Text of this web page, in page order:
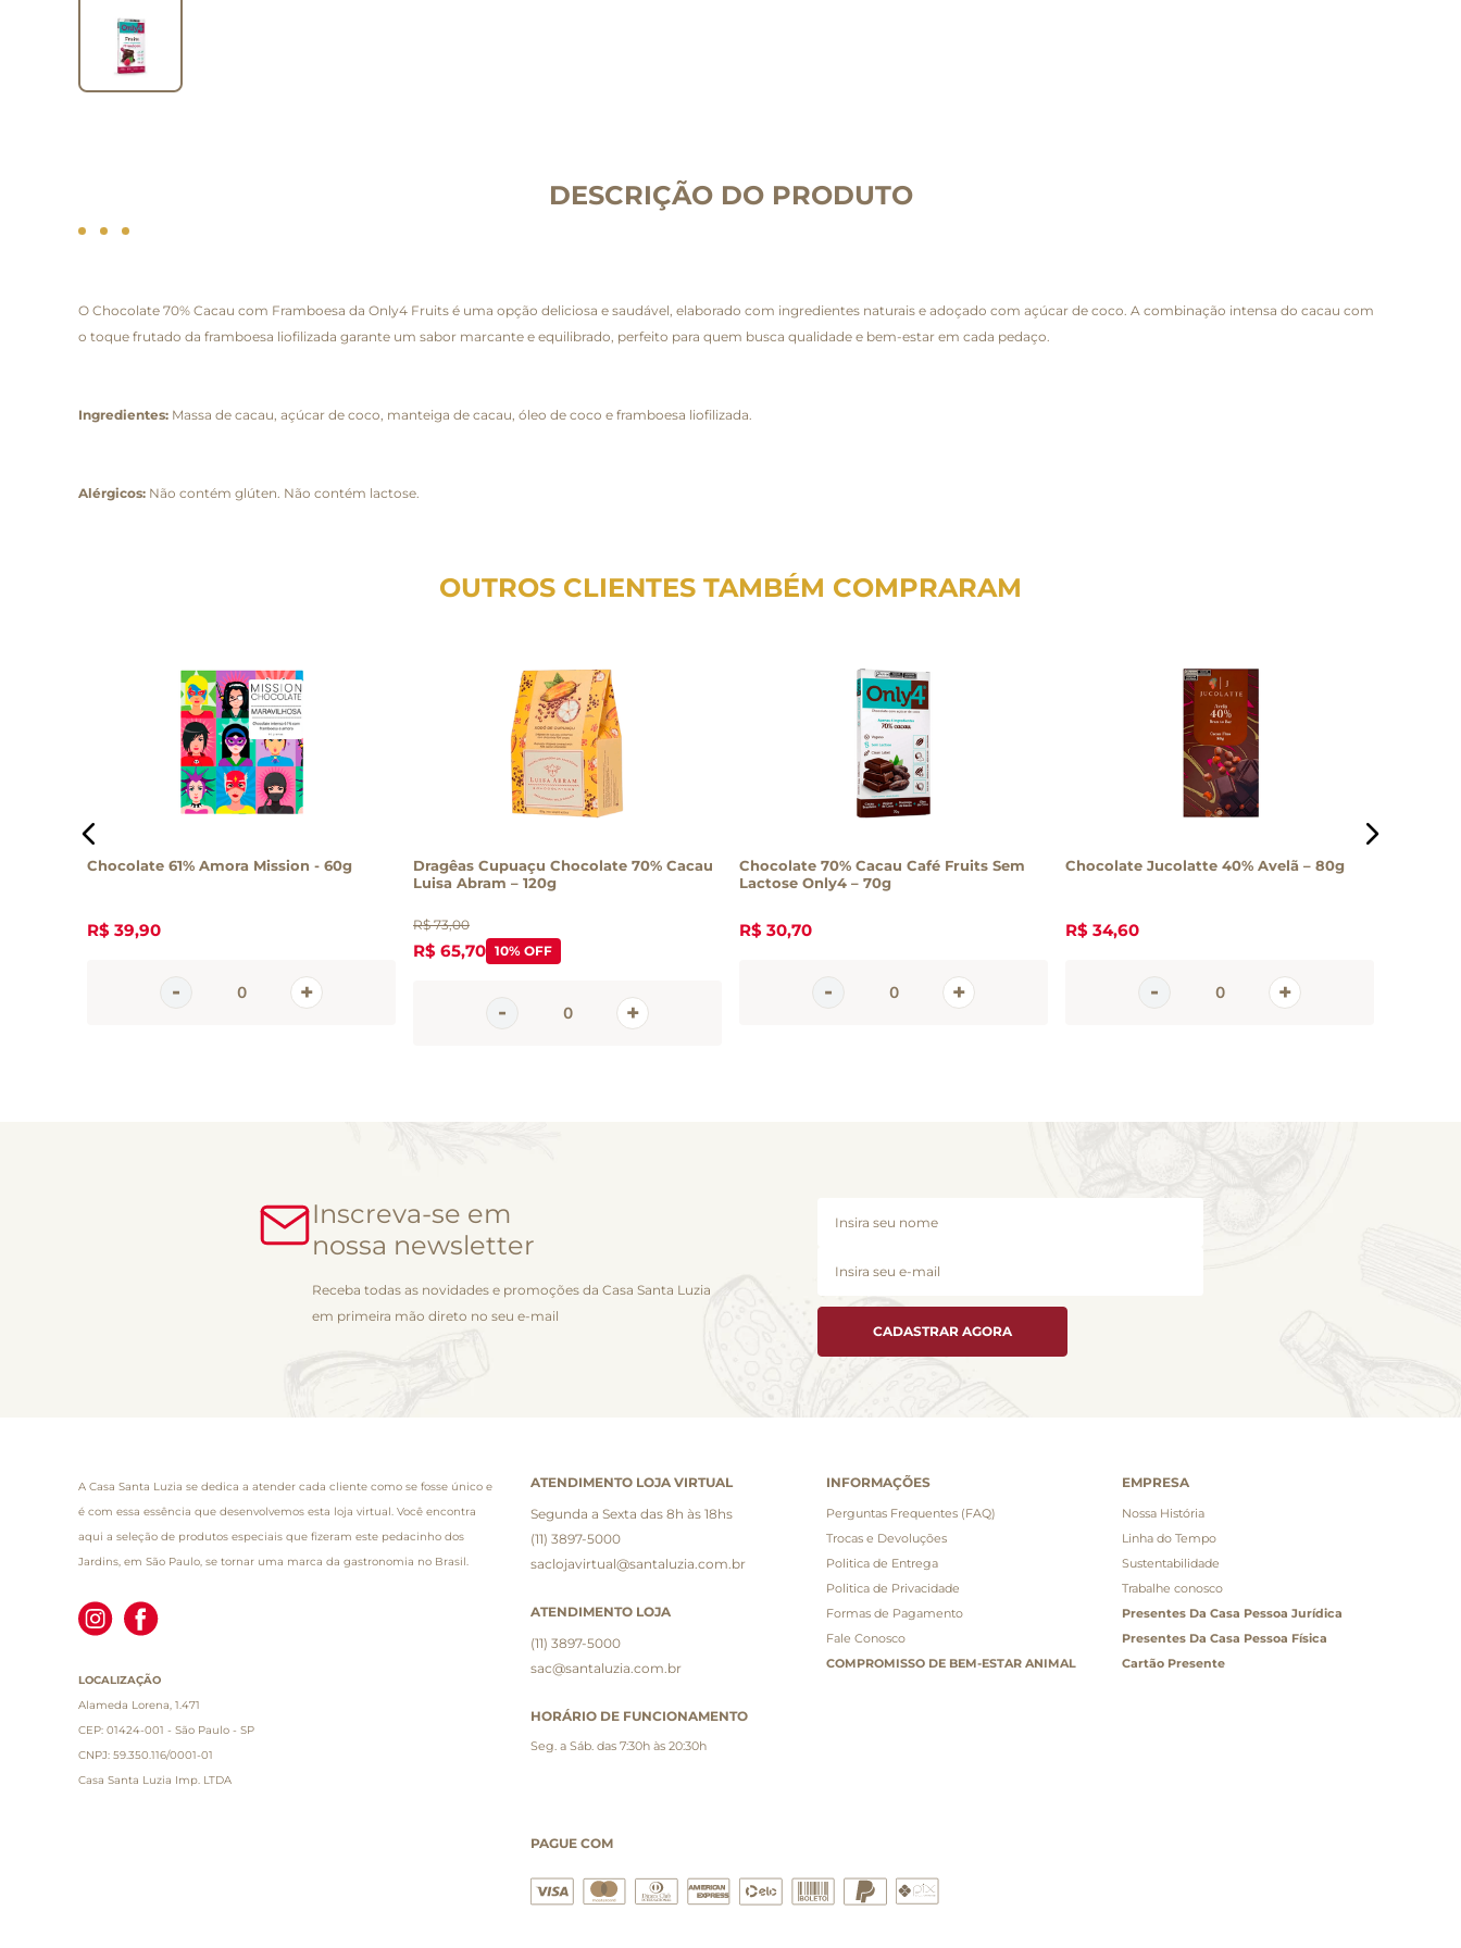
DESCRIÇÃO DO PRODUTO
O Chocolate 70% Cacau com Framboesa da Only4 Fruits é uma opção deliciosa e saudável, elaborado com ingredientes naturais e adoçado com açúcar de coco. A combinação intensa do cacau com
o toque frutado da framboesa liofilizada garante um sabor marcante e equilibrado, perfeito para quem busca qualidade e bem-estar em cada pedaço.
Ingredientes: Massa de cacau, açúcar de coco, manteiga de cacau, óleo de coco e framboesa liofilizada.
Alérgicos: Não contém glúten. Não contém lactose.
OUTROS CLIENTES TAMBÉM COMPRARAM
Chocolate 61% Amora Mission - 60g
R$ 39,90
Dragêas Cupuaçu Chocolate 70% Cacau
Luisa Abram – 120g
R$ 73,00
R$ 65,70 10% OFF
Chocolate 70% Cacau Café Fruits Sem
Lactose Only4 – 70g
R$ 30,70
Chocolate Jucolatte 40% Avelã – 80g
R$ 34,60
Inscreva-se em
nossa newsletter
Receba todas as novidades e promoções da Casa Santa Luzia
em primeira mão direto no seu e-mail
CADASTRAR AGORA
A Casa Santa Luzia se dedica a atender cada cliente como se fosse único e
é com essa essência que desenvolvemos esta loja virtual. Você encontra
aqui a seleção de produtos especiais que fizeram este pedacinho dos
Jardins, em São Paulo, se tornar uma marca da gastronomia no Brasil.
LOCALIZAÇÃO
Alameda Lorena, 1.471
CEP: 01424-001 - São Paulo - SP
CNPJ: 59.350.116/0001-01
Casa Santa Luzia Imp. LTDA
ATENDIMENTO LOJA VIRTUAL
Segunda a Sexta das 8h às 18hs
(11) 3897-5000
saclojavirtual@santaluzia.com.br
ATENDIMENTO LOJA
(11) 3897-5000
sac@santaluzia.com.br
HORÁRIO DE FUNCIONAMENTO
Seg. a Sáb. das 7:30h às 20:30h
INFORMAÇÕES
Perguntas Frequentes (FAQ)
Trocas e Devoluções
Politica de Entrega
Politica de Privacidade
Formas de Pagamento
Fale Conosco
COMPROMISSO DE BEM-ESTAR ANIMAL
EMPRESA
Nossa História
Linha do Tempo
Sustentabilidade
Trabalhe conosco
Presentes Da Casa Pessoa Jurídica
Presentes Da Casa Pessoa Física
Cartão Presente
PAGUE COM